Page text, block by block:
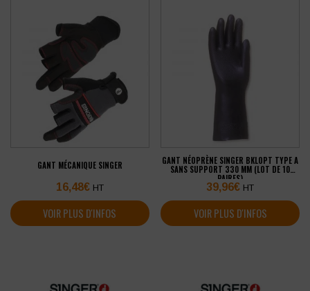
GANT MÉCANIQUE SINGER
16,48€ HT
VOIR PLUS D'INFOS
GANT NÉOPRÈNE SINGER BKLOPT TYPE A
SANS SUPPORT 330 MM (LOT DE 10
PAIRES)
39,96€ HT
VOIR PLUS D'INFOS